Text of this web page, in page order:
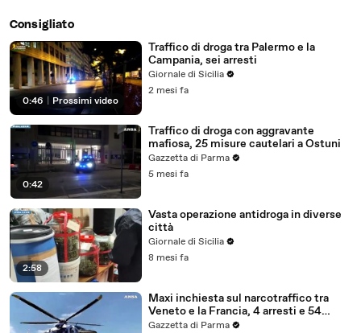
Consigliato
0:46 Prossimi video
Traffico di droga tra Palermo e la
Campania, sei arresti
Giornale di Sicilia
2 mesi fa
0:42
Traffico di droga con aggravante
mafiosa, 25 misure cautelari a Ostuni
Gazzetta di Parma
5 mesi fa
2:58
Vasta operazione antidroga in diverse
città
Giornale di Sicilia
8 mesi fa
Maxi inchiesta sul narcotraffico tra
Veneto e la Francia, 4 arresti e 54
indagati
Gazzetta di Parma